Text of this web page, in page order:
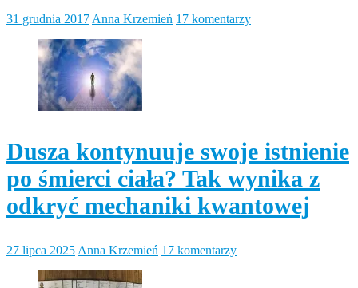
31 grudnia 2017 Anna Krzemień 17 komentarzy
Dusza kontynuuje swoje istnienie
po śmierci ciała? Tak wynika z
odkryć mechaniki kwantowej
27 lipca 2025 Anna Krzemień 17 komentarzy